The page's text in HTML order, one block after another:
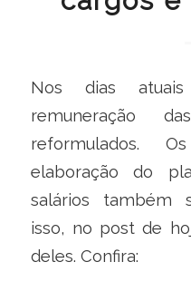
Nos dias
remuneração
reformulados.
elaboração do
salários também
isso, no post de
deles. Confira: